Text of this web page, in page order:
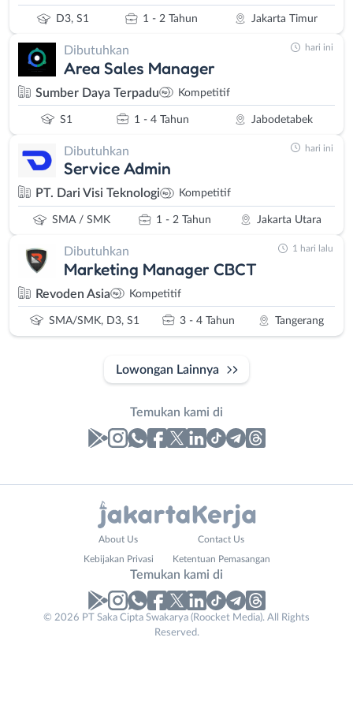
D3, S1 1 - 2 Tahun Jakarta Timur
Dibutuhkan
Area Sales Manager
Sumber Daya Terpadu Kompetitif
S1 1 - 4 Tahun Jabodetabek
hari ini
Dibutuhkan
Service Admin
PT. Dari Visi Teknologi Kompetitif
SMA / SMK 1 - 2 Tahun Jakarta Utara
hari ini
Dibutuhkan
Marketing Manager CBCT
Revoden Asia Kompetitif
SMA/SMK, D3, S1 3 - 4 Tahun Tangerang
1 hari lalu
Lowongan Lainnya
Temukan kami di
Company
No. Telp /
About Us Contact Us
Kebijakan Privasi Ketentuan Pemasangan
Temukan kami di
© 2026 PT Saka Cipta Swakarya (Roocket Media). All Rights
Reserved.